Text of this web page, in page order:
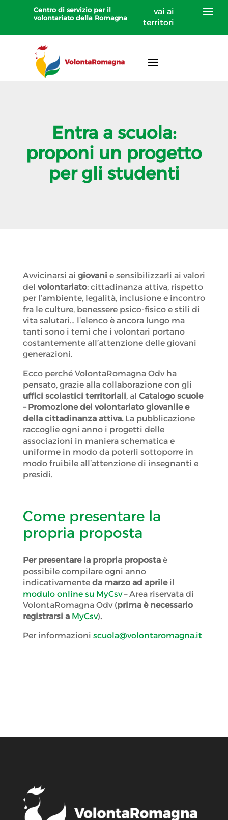
Centro di servizio per il
volontariato della Romagna
vai ai
territori
Entra a scuola:
proponi un progetto
per gli studenti
Avvicinarsi ai giovani e sensibilizzarli ai valori
del volontariato: cittadinanza attiva, rispetto
per l’ambiente, legalità, inclusione e incontro
fra le culture, benessere psico-fisico e stili di
vita salutari… l’elenco è ancora lungo ma
tanti sono i temi che i volontari portano
costantemente all’attenzione delle giovani
generazioni.
Ecco perché VolontaRomagna Odv ha
pensato, grazie alla collaborazione con gli
uffici scolastici territoriali, al Catalogo scuole
– Promozione del volontariato giovanile e
della cittadinanza attiva.La pubblicazione
raccoglie ogni anno i progetti delle
associazioni in maniera schematica e
uniforme in modo da poterli sottoporre in
modo fruibile all’attenzione di insegnanti e
presidi.
Come presentare la
propria proposta
Per presentare la propria propostaè
possibile compilare ogni anno
indicativamente da marzo ad aprileil
modulo online su MyCsv– Area riservata di
VolontaRomagna Odv (prima è necessario
registrarsi a MyCsv).
Per informazioni scuola@volontaromagna.it